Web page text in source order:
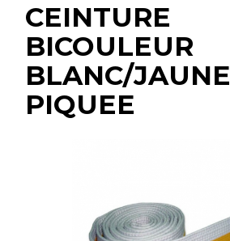
CEINTURE
BICOULEUR
BLANC/JAUNE
PIQUEE